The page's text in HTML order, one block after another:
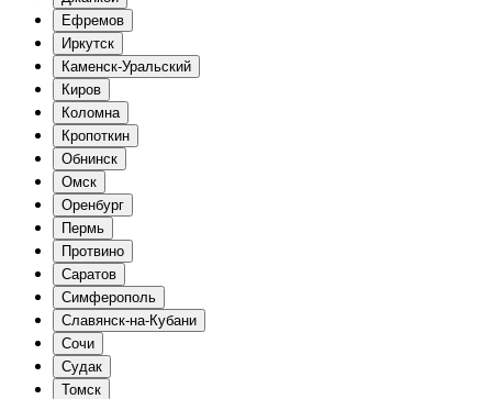
Ефремов
Иркутск
Каменск-Уральский
Киров
Коломна
Кропоткин
Обнинск
Омск
Оренбург
Пермь
Протвино
Саратов
Симферополь
Славянск-на-Кубани
Сочи
Судак
Томск